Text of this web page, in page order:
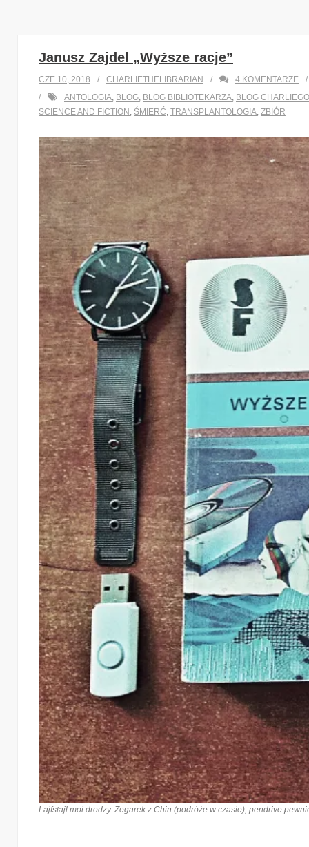
Janusz Zajdel „Wyższe racje”
CZE 10, 2018 CHARLIETHELIBRARIAN 4 KOMENTARZE
ANTOLOGIA, BLOG, BLOG BIBLIOTEKARZA, BLOG CHARLIEGO
SCIENCE AND FICTION, ŚMIERĆ, TRANSPLANTOLOGIA, ZBIÓR
Lajfstajl moi drodzy. Zegarek z Chin (podróże w czasie), pendrive